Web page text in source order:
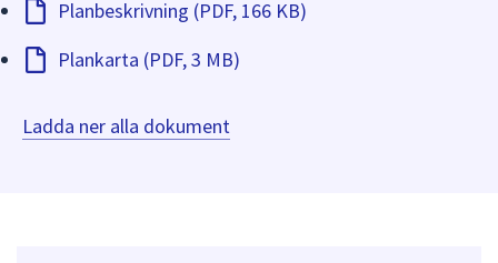
Planbeskrivning (PDF, 166 KB)
Plankarta (PDF, 3 MB)
Ladda ner alla dokument